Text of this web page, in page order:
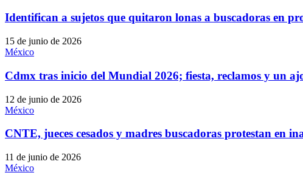
Identifican a sujetos que quitaron lonas a buscadoras en
15 de junio de 2026
México
Cdmx tras inicio del Mundial 2026; fiesta, reclamos y un
12 de junio de 2026
México
CNTE, jueces cesados y madres buscadoras protestan en
11 de junio de 2026
México